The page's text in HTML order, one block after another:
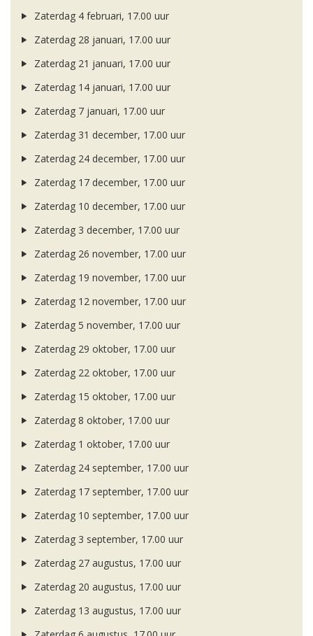
Zaterdag 4 februari, 17.00 uur
Zaterdag 28 januari, 17.00 uur
Zaterdag 21 januari, 17.00 uur
Zaterdag 14 januari, 17.00 uur
Zaterdag 7 januari, 17.00 uur
Zaterdag 31 december, 17.00 uur
Zaterdag 24 december, 17.00 uur
Zaterdag 17 december, 17.00 uur
Zaterdag 10 december, 17.00 uur
Zaterdag 3 december, 17.00 uur
Zaterdag 26 november, 17.00 uur
Zaterdag 19 november, 17.00 uur
Zaterdag 12 november, 17.00 uur
Zaterdag 5 november, 17.00 uur
Zaterdag 29 oktober, 17.00 uur
Zaterdag 22 oktober, 17.00 uur
Zaterdag 15 oktober, 17.00 uur
Zaterdag 8 oktober, 17.00 uur
Zaterdag 1 oktober, 17.00 uur
Zaterdag 24 september, 17.00 uur
Zaterdag 17 september, 17.00 uur
Zaterdag 10 september, 17.00 uur
Zaterdag 3 september, 17.00 uur
Zaterdag 27 augustus, 17.00 uur
Zaterdag 20 augustus, 17.00 uur
Zaterdag 13 augustus, 17.00 uur